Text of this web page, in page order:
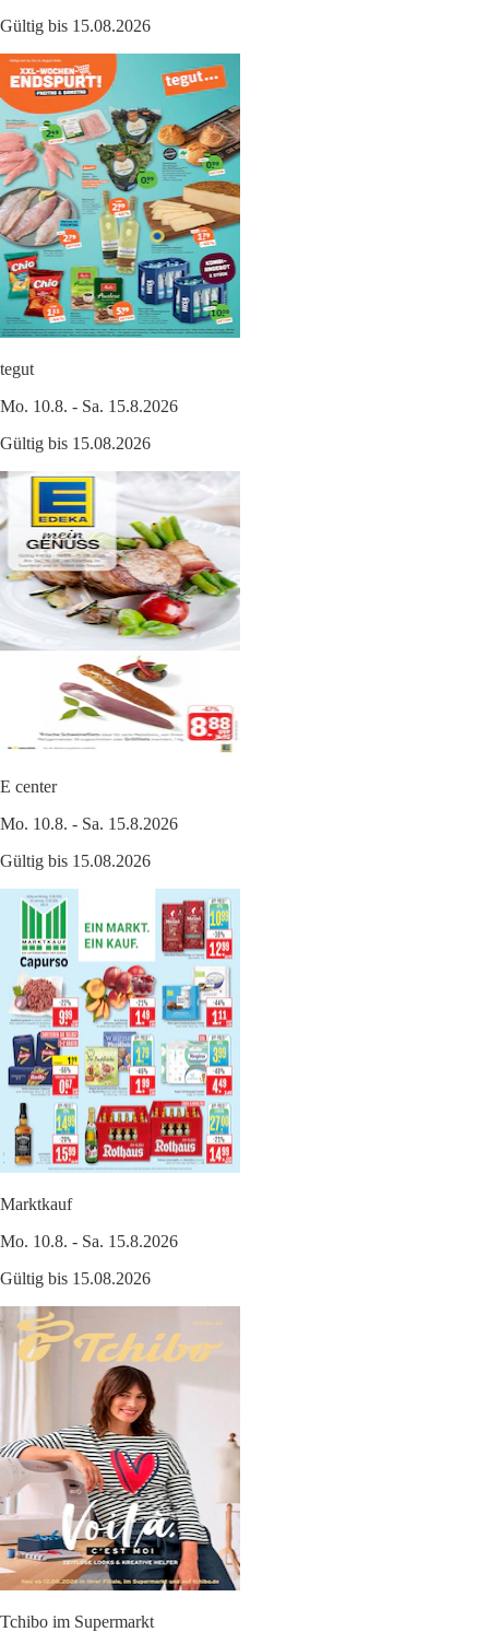
Gültig bis 15.08.2026
tegut
Mo. 10.8. - Sa. 15.8.2026
Gültig bis 15.08.2026
E center
Mo. 10.8. - Sa. 15.8.2026
Gültig bis 15.08.2026
Marktkauf
Mo. 10.8. - Sa. 15.8.2026
Gültig bis 15.08.2026
Tchibo im Supermarkt